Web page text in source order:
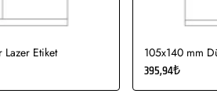
Lazer Etiket 105x140 mm
395,94₺